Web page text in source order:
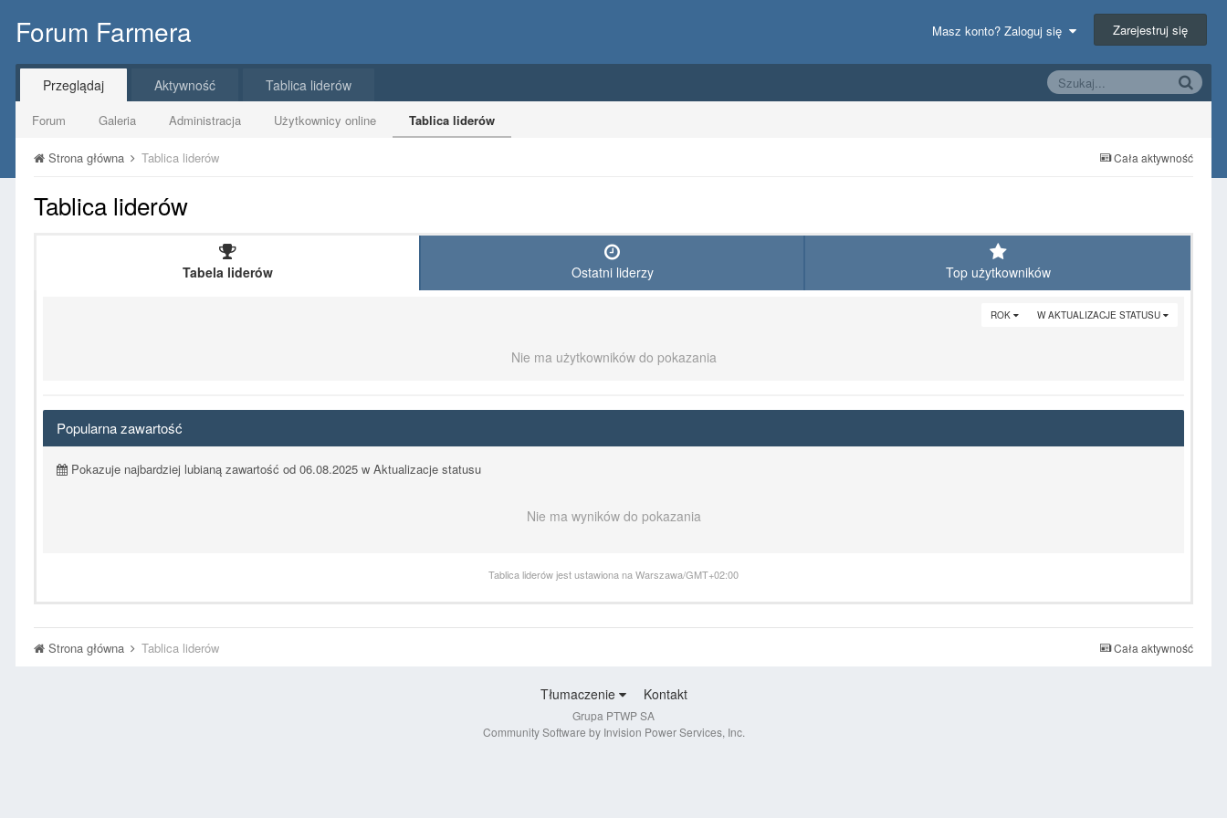
Forum Farmera Masz konto? Zaloguj się Zarejestruj się
Przeglądaj
Forum Galeria Administracja Użytkownicy online Tablica liderów
Aktywność Tablica liderów
Cała aktywność
Strona główna Tablica liderów
Tablica liderów
Tabela liderów Ostatni liderzy Top użytkowników
W AKTUALIZACJE STATUSU
ROK
Nie ma użytkowników do pokazania
Popularna zawartość
Pokazuje najbardziej lubianą zawartość od 06.08.2025 w Aktualizacje statusu
Nie ma wyników do pokazania
Tablica liderów jest ustawiona na Warszawa/GMT+02:00
Cała aktywność
Strona główna Tablica liderów
Tłumaczenie Kontakt
Grupa PTWP SA
Community Software by Invision Power Services, Inc.